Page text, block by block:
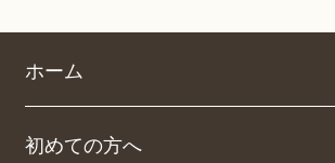
ホーム
初めての方へ